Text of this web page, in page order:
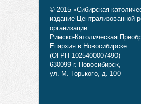
© 2015 «Сибирская
издание Централизованной
организации
Римско-Католическая
Епархия в Новосибирске
(ОГРН 1025400007490)
630099 г. Новосибирск,
ул. М. Горького, д. 100